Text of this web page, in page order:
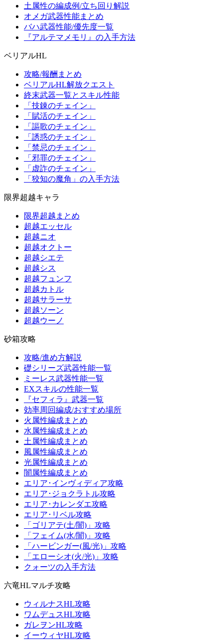
土属性の編成例/立ち回り解説
オメガ武器性能まとめ
バハ武器性能/優先度一覧
『アルテマメモリ』の入手方法
ベリアルHL
攻略/報酬まとめ
ベリアルHL解放クエスト
終末武器一覧とスキル性能
「技錬のチェイン」
「賦活のチェイン」
「謳歌のチェイン」
「誘惑のチェイン」
「禁忌のチェイン」
「邪罪のチェイン」
「虚詐のチェイン」
「狡知の魔角」の入手方法
限界超越キャラ
限界超越まとめ
超越エッセル
超越ニオ
超越オクトー
超越シエテ
超越シス
超越フュンフ
超越カトル
超越サラーサ
超越ソーン
超越ウーノ
砂箱攻略
攻略/進め方解説
礎シリーズ武器性能一覧
ミーレス武器性能一覧
EXスキルの性能一覧
『セフィラ』武器一覧
効率周回編成/おすすめ場所
火属性編成まとめ
水属性編成まとめ
土属性編成まとめ
風属性編成まとめ
光属性編成まとめ
闇属性編成まとめ
エリア･インヴィディア攻略
エリア･ジョクラトル攻略
エリア･カレンダエ攻略
エリア･リベル攻略
「ゴリアテ(土/闇)」攻略
「フェイム(水/闇)」攻略
「ハービンガー(風/光)」攻略
「エローシオ(火/光)」攻略
クォーツの入手方法
六竜HLマルチ攻略
ウィルナスHL攻略
ワムデュスHL攻略
ガレヲンHL攻略
イーウィヤHL攻略